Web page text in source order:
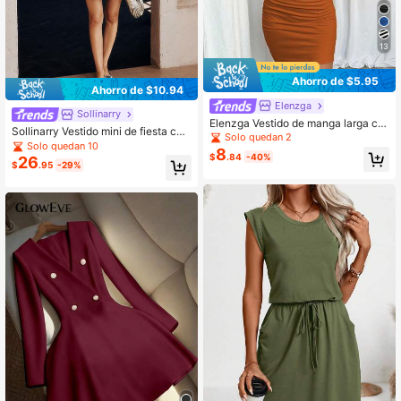
Ahorro de $10.94
Sollinarry
Sollinarry Vestido mini de fiesta con
lentejuelas de unicolor brillante, par
a mujer, primavera/verano
Solo quedan 10
$26.95 -29%
13
Ahorro de $5.95
Elenzga
Elenzga Vestido de manga larga co
n pliegues asimétricos de unicolor y
moda para mujer
Solo quedan 2
$8.84 -40%